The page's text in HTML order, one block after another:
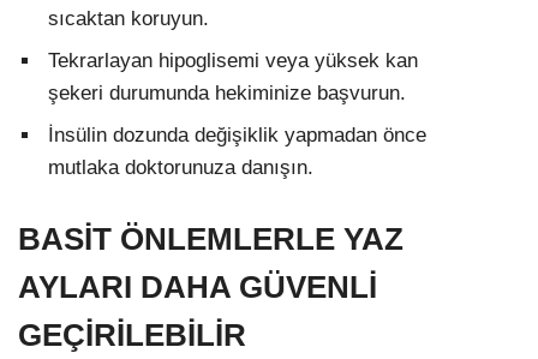
sıcaktan koruyun.
Tekrarlayan hipoglisemi veya yüksek kan
şekeri durumunda hekiminize başvurun.
İnsülin dozunda değişiklik yapmadan önce
mutlaka doktorunuza danışın.
BASİT ÖNLEMLERLE YAZ
AYLARI DAHA GÜVENLİ
GEÇİRİLEBİLİR